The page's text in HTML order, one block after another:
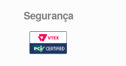
Segurança